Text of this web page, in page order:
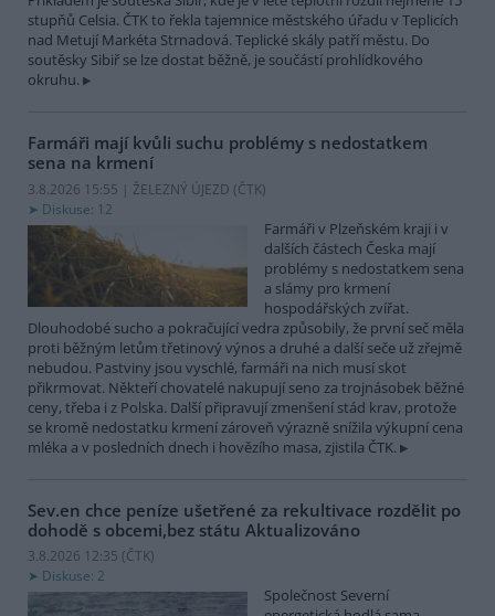
stupňů Celsia. ČTK to řekla tajemnice městského úřadu v Teplicích
nad Metují Markéta Strnadová. Teplické skály patří městu. Do
soutěsky Sibiř se lze dostat běžně, je součástí prohlídkového
okruhu.
Farmáři mají kvůli suchu problémy s nedostatkem
sena na krmení
3.8.2026 15:55 | ŽELEZNÝ ÚJEZD (ČTK)
Diskuse: 12
Farmáři v Plzeňském kraji i v
dalších částech Česka mají
problémy s nedostatkem sena
a slámy pro krmení
hospodářských zvířat.
Dlouhodobé sucho a pokračující vedra způsobily, že první seč měla
proti běžným letům třetinový výnos a druhé a další seče už zřejmě
nebudou. Pastviny jsou vyschlé, farmáři na nich musí skot
přikrmovat. Někteří chovatelé nakupují seno za trojnásobek běžné
ceny, třeba i z Polska. Další připravují zmenšení stád krav, protože
se kromě nedostatku krmení zároveň výrazně snížila výkupní cena
mléka a v posledních dnech i hovězího masa, zjistila ČTK.
Sev.en chce peníze ušetřené za rekultivace rozdělit po
dohodě s obcemi,bez státu Aktualizováno
3.8.2026 12:35 (ČTK)
Diskuse: 2
Společnost Severní